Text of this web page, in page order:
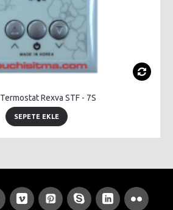
Rexva STF - 7S
SEPETE EKLE